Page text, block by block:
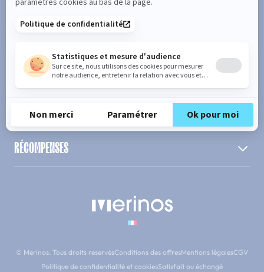
SUPPORT
A PROPOS
RÉCOMPENSES
© Merinos. Tous droits reservésConditions des offresMentions légalesCGV
Politique de confidentialité et cookiesSatisfait ou échangé